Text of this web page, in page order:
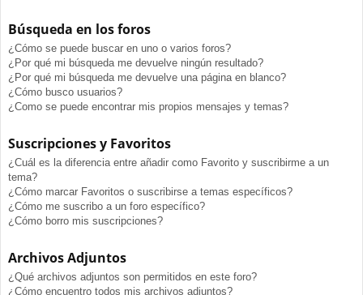
Búsqueda en los foros
¿Cómo se puede buscar en uno o varios foros?
¿Por qué mi búsqueda me devuelve ningún resultado?
¿Por qué mi búsqueda me devuelve una página en blanco?
¿Cómo busco usuarios?
¿Como se puede encontrar mis propios mensajes y temas?
Suscripciones y Favoritos
¿Cuál es la diferencia entre añadir como Favorito y suscribirme a un
tema?
¿Cómo marcar Favoritos o suscribirse a temas específicos?
¿Cómo me suscribo a un foro específico?
¿Cómo borro mis suscripciones?
Archivos Adjuntos
¿Qué archivos adjuntos son permitidos en este foro?
¿Cómo encuentro todos mis archivos adjuntos?